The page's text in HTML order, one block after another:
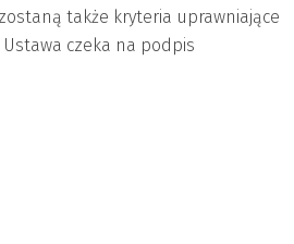
także kryteria uprawniające
czeka na podpis